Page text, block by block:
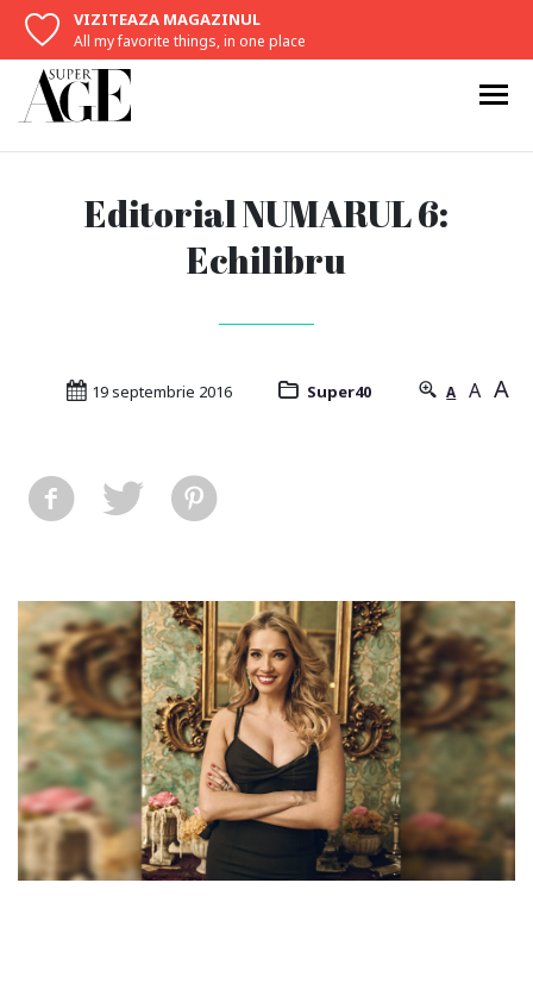
VIZITEAZA MAGAZINUL
All my favorite things, in one place
Editorial NUMARUL 6:
Echilibru
19 septembrie 2016 Super40 A A A